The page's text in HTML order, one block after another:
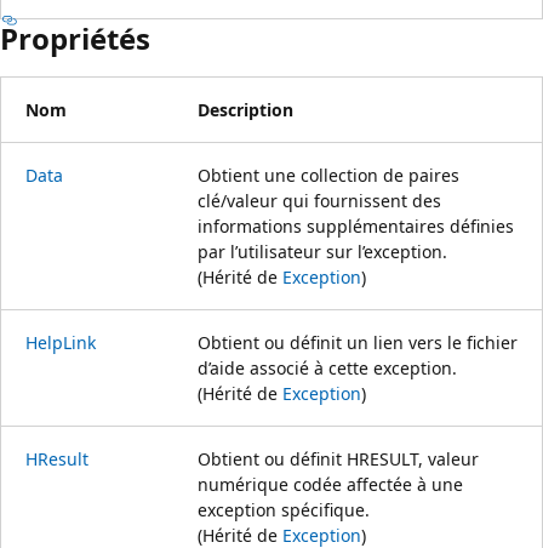
Propriétés
Nom Description
Data
Obtient une collection de paires
clé/valeur qui fournissent des
informations supplémentaires définies
par l’utilisateur sur l’exception.
(Hérité de Exception)
HelpLink
Obtient ou définit un lien vers le fichier
d’aide associé à cette exception.
(Hérité de Exception)
HResult
Obtient ou définit HRESULT, valeur
numérique codée affectée à une
exception spécifique.
(Hérité de Exception)